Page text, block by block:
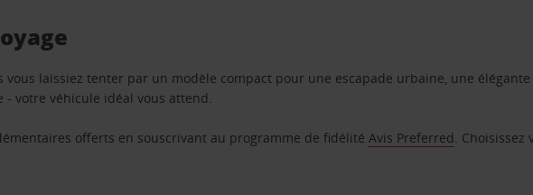
vous laissiez tenter par un modèle compact pour une escapade urbaine, une
- votre véhicule idéal vous attend.
offerts en souscrivant au programme de fidélitéAvis Preferred. Choisissez